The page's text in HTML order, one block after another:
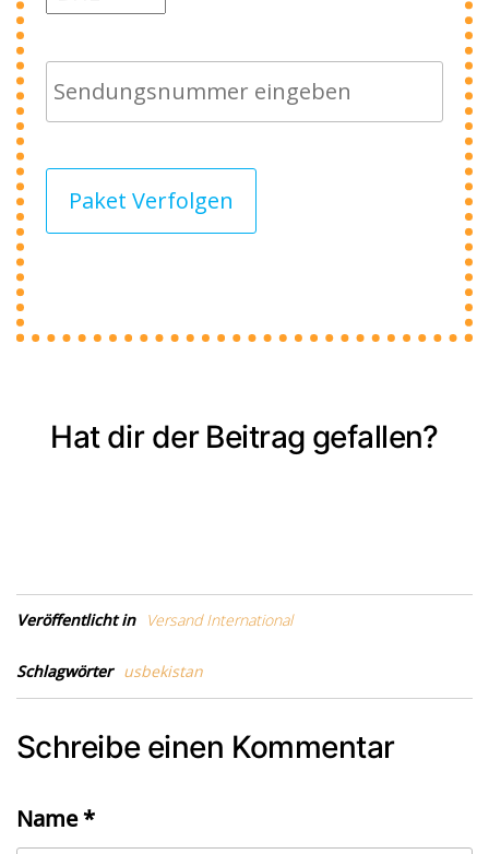
Paket Verfolgen
Hat dir der Beitrag gefallen?
Veröffentlicht in Versand International
Schlagwörter usbekistan
Schreibe einen Kommentar
Name*